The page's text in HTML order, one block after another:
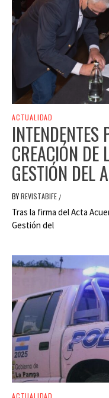
ACTUALIDAD
INTENDENTES
CREACIÓN DE
GESTIÓN DEL
BYREVISTABIFE /
Tras la firma del Acta
Gestión del